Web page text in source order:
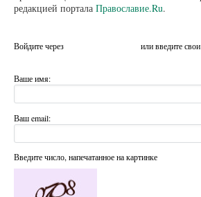
редакцией портала Православие.Ru.
Войдите через или введите
Ваше имя:
Ваш email:
Введите число, напечатанное на картинке